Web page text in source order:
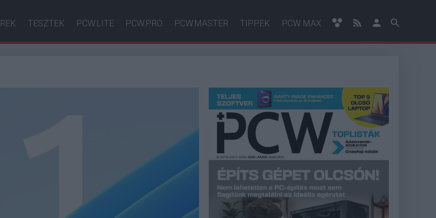
TESZTEK PCW.LITE PCW.PRO PCW.MASTER TIPPEK PCW MAX